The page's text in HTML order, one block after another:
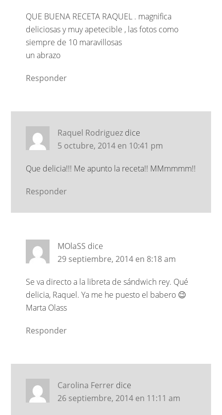
QUE BUENA RECETA RAQUEL . magnifica
deliciosas y muy apetecible , las fotos como
siempre de 10 maravillosas
un abrazo
Responder
Raquel Rodriguez dice
5 octubre, 2014 en 10:41 pm
Que delicia!!! Me apunto la receta!! MMmmmm!!
Responder
MOlaSS dice
29 septiembre, 2014 en 8:18 am
Se va directo a la libreta de sándwich rey. Qué
delicia, Raquel. Ya me he puesto el babero 😉
Marta Olass
Responder
Carolina Ferrer dice
26 septiembre, 2014 en 11:11 am